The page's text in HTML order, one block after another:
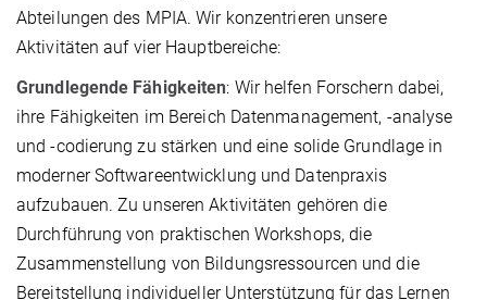
Abteilungen des MPIA. Wir konzentrieren unsere
Aktivitäten auf vier Hauptbereiche:
Grundlegende Fähigkeiten: Wir helfen Forschern dabei,
ihre Fähigkeiten im Bereich Datenmanagement, -analyse
und -codierung zu stärken und eine solide Grundlage in
moderner Softwareentwicklung und Datenpraxis
aufzubauen. Zu unseren Aktivitäten gehören die
Durchführung von praktischen Workshops, die
Zusammenstellung von Bildungsressourcen und die
Bereitstellung individueller Unterstützung für das Lernen